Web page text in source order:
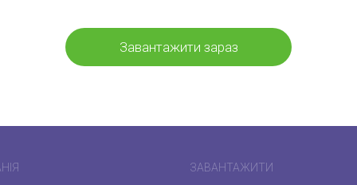
Завантажити зараз
ЗАВАНТАЖИТИ